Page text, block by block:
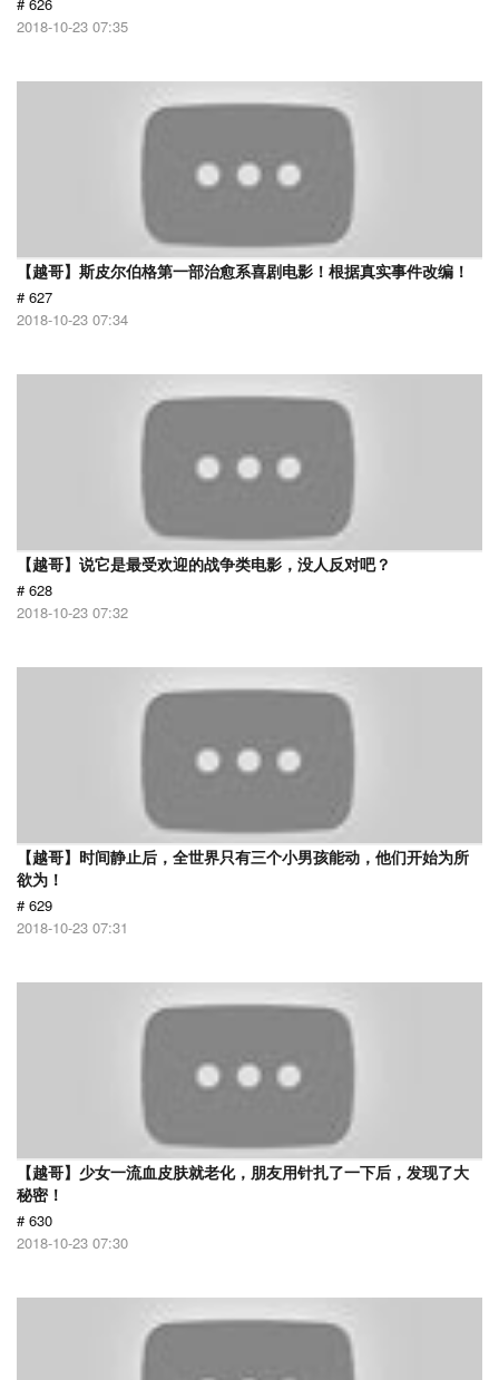
2018-10-23 07:35
【越哥】斯皮尔伯格第一部治愈系喜剧电影！根据真实事件改编！
# 627
2018-10-23 07:34
【越哥】说它是最受欢迎的战争类电影，没人反对吧？
# 628
2018-10-23 07:32
【越哥】时间静止后，全世界只有三个小男孩能动，他们开始为所
欲为！
# 629
2018-10-23 07:31
【越哥】少女一流血皮肤就老化，朋友用针扎了一下后，发现了大
秘密！
# 630
2018-10-23 07:30